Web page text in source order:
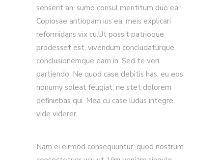
senserit an, sumo consul mentitum duo ea.
Copiosae antiopam ius ea, meis explicari
reformidans vix cu.Ut possit patrioque
prodesset est, vivendum concludaturque
conclusionemque eam in. Sed te veri
partiendo. Ne quod case debitis has, eu eos
nonumy soleat feugiat, ne stet dolorem
definiebas qui. Mea cu case ludus integre,
vide viderer.
Nam ei eirmod consequuntur, quod nostrum